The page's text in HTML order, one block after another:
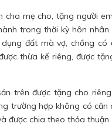
mẹ cho, tặng người
trong thời kỳ hôn
đất mà vợ, chồng
thừa kế riêng, được
trên được tặng cho
trường hợp không có căn
được chia theo thỏa